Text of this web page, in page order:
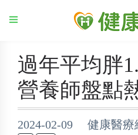
過年平均胖
營養師盤點
2024-02-09 健康醫療